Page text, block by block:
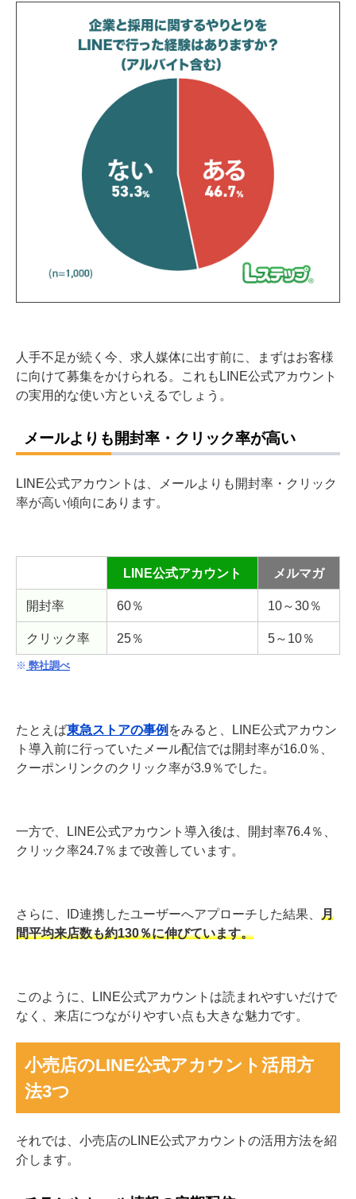
人手不足が続く今、求人媒体に出す前に、まずはお客様
に向けて募集をかけられる。これもLINE公式アカウント
の実用的な使い方といえるでしょう。
メールよりも開封率・クリック率が高い
LINE公式アカウントは、メールよりも開封率・クリック
率が高い傾向にあります。
LINE公式アカウント メルマガ
開封率 60％ 10～30％
クリック率 25％ 5～10％
※ 弊社調べ
たとえば東急ストアの事例 をみると、LINE公式アカウン
ト導入前に行っていたメール配信では開封率が16.0％、
クーポンリンクのクリック率が3.9％でした。
一方で、LINE公式アカウント導入後は、開封率76.4％、
クリック率24.7％まで改善しています。
さらに、ID連携したユーザーへアプローチした結果、 月
間平均来店数も約130％に伸びています。
このように、LINE公式アカウントは読まれやすいだけで
なく、来店につながりやすい点も大きな魅力です。
小売店のLINE公式アカウント活用方
法3つ
それでは、小売店のLINE公式アカウントの活用方法を紹
介します。